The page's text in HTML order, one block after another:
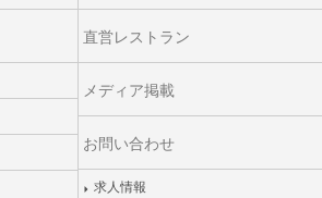
直営レストラン
メディア掲載
お問い合わせ
求人情報